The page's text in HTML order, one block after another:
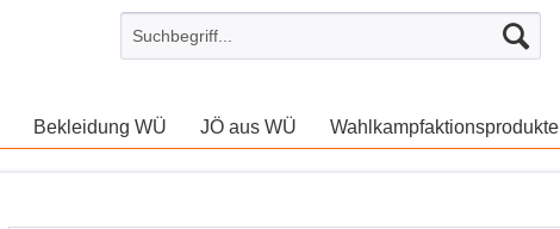
Bekleidung WÜ JÖ aus WÜ Wahlkampfaktionsprodukte